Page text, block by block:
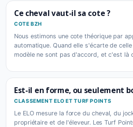
Ce cheval vaut-il sa cote ?
COTE BZH
Nous estimons une cote théorique par
automatique. Quand elle s'écarte de
modèle ne sont pas d'accord, et c'est là
Est-il en forme, ou seulement
CLASSEMENT ELO ET TURF POINTS
Le ELO mesure la force du cheval, du
propriétaire et de l'éleveur. Les Turf